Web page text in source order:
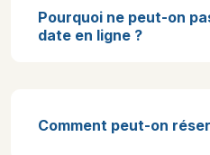
Pourquoi ne peut-on
date en ligne ?
Comment peut-on